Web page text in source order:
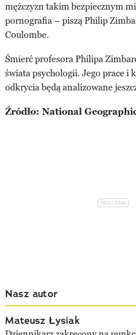
mężczyzn takim bezpiecznym
pornografia – piszą Philip
Coulombe.
Śmierć profesora Philipa
świata psychologii. Jego prace i
odkrycia będą analizowane
Źródło: National
Nasz autor
Mateusz Łysiak